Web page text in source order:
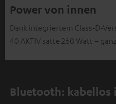
Power von innen
Dank integriertem Class-D-
40 AKTIV satte 260 Watt –
Bluetooth: kabellos